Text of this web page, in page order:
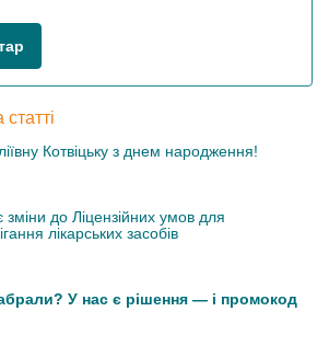
Котвіцьку з днем народження!
зміни до Ліцензійних умов для
лікарських засобів
У нас є рішення — і промокод